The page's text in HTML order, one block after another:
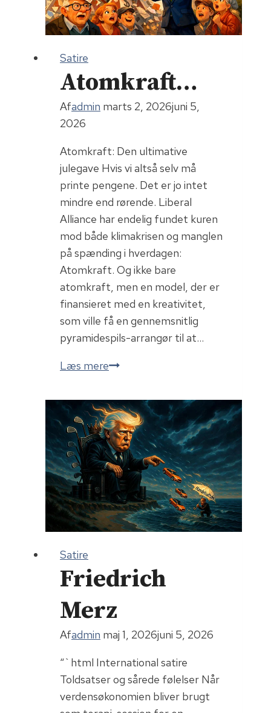
Satire
Atomkraft…
Afadmin marts 2, 2026juni 5,
2026
Atomkraft: Den ultimative
julegave Hvis vi altså selv må
printe pengene. Det er jo intet
mindre end rørende. Liberal
Alliance har endelig fundet kuren
mod både klimakrisen og manglen
på spænding i hverdagen:
Atomkraft. Og ikke bare
atomkraft, men en model, der er
finansieret med en kreativitet,
som ville få en gennemsnitlig
pyramidespils-arrangør til at…
Læs mereAtomkraft…
Satire
Friedrich
Merz
Afadmin maj 1, 2026juni 5, 2026
“`html International satire
Toldsatser og sårede følelser Når
verdensøkonomien bliver brugt